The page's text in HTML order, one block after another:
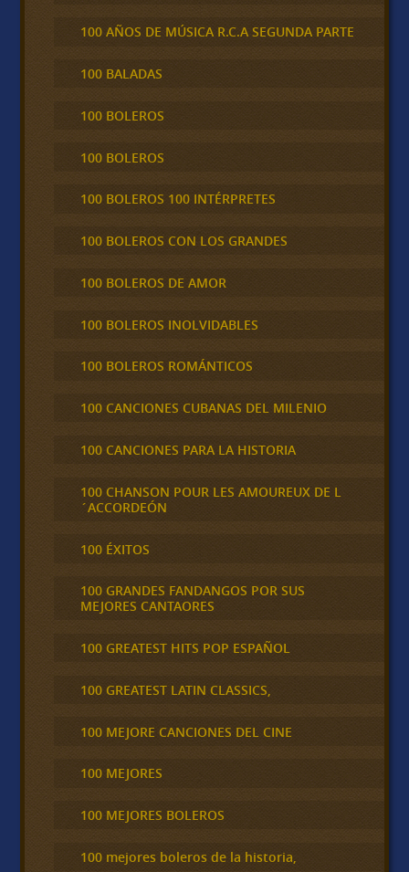
100 AÑOS DE MÚSICA R.C.A SEGUNDA PARTE
100 BALADAS
100 BOLEROS
100 BOLEROS
100 BOLEROS 100 INTÉRPRETES
100 BOLEROS CON LOS GRANDES
100 BOLEROS DE AMOR
100 BOLEROS INOLVIDABLES
100 BOLEROS ROMÁNTICOS
100 CANCIONES CUBANAS DEL MILENIO
100 CANCIONES PARA LA HISTORIA
100 CHANSON POUR LES AMOUREUX DE L
´ACCORDEÓN
100 ÉXITOS
100 GRANDES FANDANGOS POR SUS
MEJORES CANTAORES
100 GREATEST HITS POP ESPAÑOL
100 GREATEST LATIN CLASSICS,
100 MEJORE CANCIONES DEL CINE
100 MEJORES
100 MEJORES BOLEROS
100 mejores boleros de la historia,